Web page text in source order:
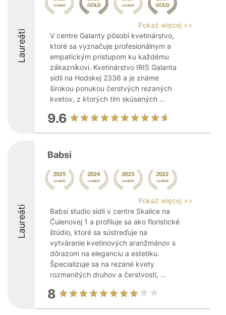
Laureáti
Pokaż więcej >>
V centre Galanty pôsobí kvetinárstvo,
ktoré sa vyznačuje profesionálnym a
empatickým prístupom ku každému
zákazníkovi. Kvetinárstvo IRIS Galanta
sídli na Hodskej 2336 a je známe
širokou ponukou čerstvých rezaných
kvetov, z ktorých tím skúsených ...
9.6
Laureáti
Babsi
Pokaż więcej >>
Babsi studio sídli v centre Skalice na
Čulenovej 1 a profiluje sa ako floristické
štúdio, ktoré sa sústreďuje na
vytváranie kvetinových aranžmánov s
dôrazom na eleganciu a estetiku.
Špecializuje sa na rezané kvety
rozmanitých druhov a čerstvosti, ...
8